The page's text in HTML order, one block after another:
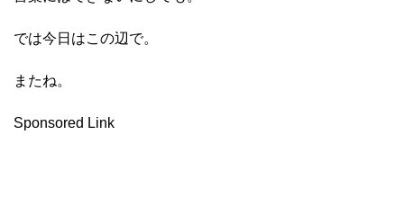
では今日はこの辺で。
またね。
Sponsored Link